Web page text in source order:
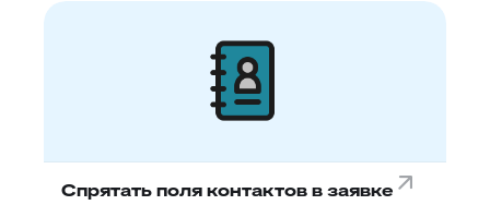
Спрятать поля контактов в заявке